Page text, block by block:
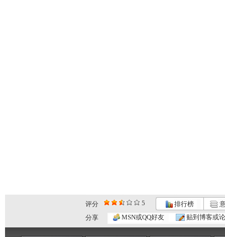
评分 5 排行榜
分享
MSN或QQ好友 贴到博客或